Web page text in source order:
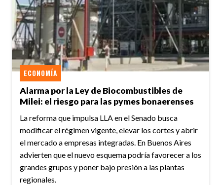
Alarma por la Ley de Biocombustibles de
Milei: el riesgo para las pymes bonaerenses
ECONOMÍA
La reforma que impulsa LLA en el Senado busca
modificar el régimen vigente, elevar los cortes y abrir
el mercado a empresas integradas. En Buenos Aires
advierten que el nuevo esquema podría favorecer a los
grandes grupos y poner bajo presión a las plantas
regionales.